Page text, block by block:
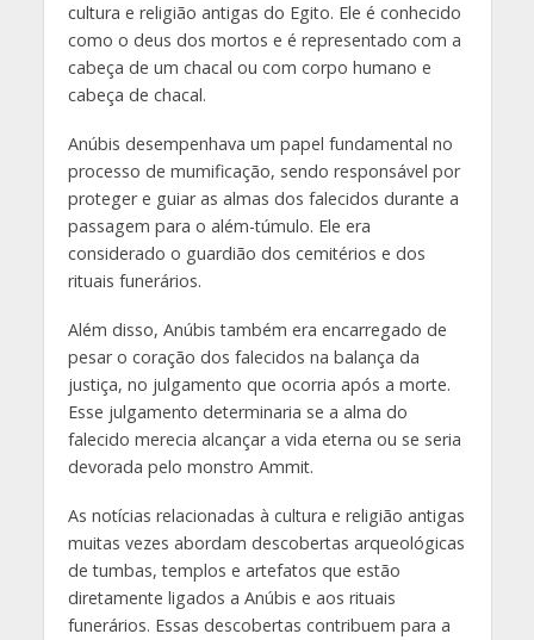
cultura e religião antigas do Egito. Ele é conhecido
como o deus dos mortos e é representado com a
cabeça de um chacal ou com corpo humano e
cabeça de chacal.
Anúbis desempenhava um papel fundamental no
processo de mumificação, sendo responsável por
proteger e guiar as almas dos falecidos durante a
passagem para o além-túmulo. Ele era
considerado o guardião dos cemitérios e dos
rituais funerários.
Além disso, Anúbis também era encarregado de
pesar o coração dos falecidos na balança da
justiça, no julgamento que ocorria após a morte.
Esse julgamento determinaria se a alma do
falecido merecia alcançar a vida eterna ou se seria
devorada pelo monstro Ammit.
As notícias relacionadas à cultura e religião antigas
muitas vezes abordam descobertas arqueológicas
de tumbas, templos e artefatos que estão
diretamente ligados a Anúbis e aos rituais
funerários. Essas descobertas contribuem para a